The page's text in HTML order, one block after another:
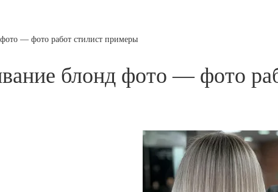
— фото работ стилист примеры
блонд фото — фото